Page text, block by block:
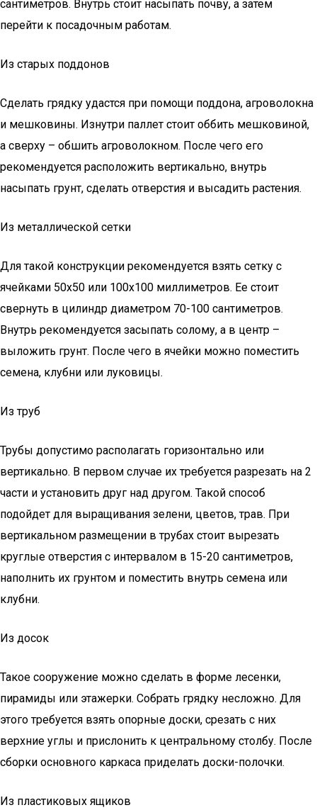
сантиметров. Внутрь стоит насыпать почву, а затем
перейти к посадочным работам.
Из старых поддонов
Сделать грядку удастся при помощи поддона, агроволокна
и мешковины. Изнутри паллет стоит оббить мешковиной,
а сверху – обшить агроволокном. После чего его
рекомендуется расположить вертикально, внутрь
насыпать грунт, сделать отверстия и высадить растения.
Из металлической сетки
Для такой конструкции рекомендуется взять сетку с
ячейками 50х50 или 100х100 миллиметров. Ее стоит
свернуть в цилиндр диаметром 70-100 сантиметров.
Внутрь рекомендуется засыпать солому, а в центр –
выложить грунт. После чего в ячейки можно поместить
семена, клубни или луковицы.
Из труб
Трубы допустимо располагать горизонтально или
вертикально. В первом случае их требуется разрезать на 2
части и установить друг над другом. Такой способ
подойдет для выращивания зелени, цветов, трав. При
вертикальном размещении в трубах стоит вырезать
круглые отверстия с интервалом в 15-20 сантиметров,
наполнить их грунтом и поместить внутрь семена или
клубни.
Из досок
Такое сооружение можно сделать в форме лесенки,
пирамиды или этажерки. Собрать грядку несложно. Для
этого требуется взять опорные доски, срезать с них
верхние углы и прислонить к центральному столбу. После
сборки основного каркаса приделать доски-полочки.
Из пластиковых ящиков